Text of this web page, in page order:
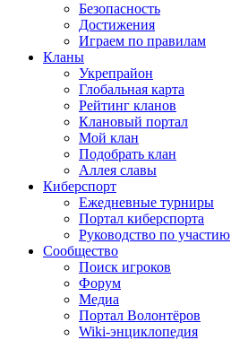
Безопасность
Достижения
Играем по правилам
Кланы
Укрепрайон
Глобальная карта
Рейтинг кланов
Клановый портал
Мой клан
Подобрать клан
Аллея славы
Киберспорт
Ежедневные турниры
Портал киберспорта
Руководство по участию
Сообщество
Поиск игроков
Форум
Медиа
Портал Волонтёров
Wiki-энциклопедия